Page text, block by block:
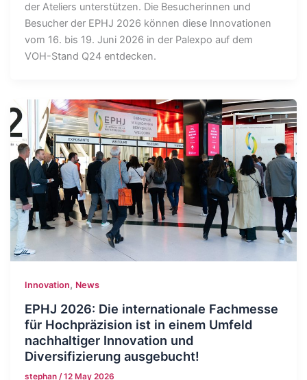
der Ateliers unterstützen. Die Besucherinnen und
Besucher der EPHJ 2026 können diese Innovationen
vom 16. bis 19. Juni 2026 in der Palexpo auf dem
VOH-Stand Q24 entdecken.
Innovation, News
EPHJ 2026: Die internationale Fachmesse
für Hochpräzision ist in einem Umfeld
nachhaltiger Innovation und
Diversifizierung ausgebucht!
stephan/12 May 2026